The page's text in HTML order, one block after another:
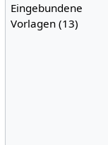
Eingebundene
Vorlagen (13)